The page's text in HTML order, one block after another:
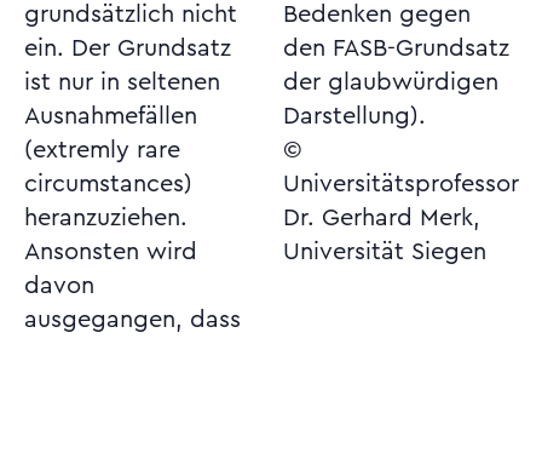
grundsätzlich nicht
ein. Der Grundsatz
ist nur in seltenen
Ausnahmefällen
(extremly rare
circumstances)
heranzuziehen.
Ansonsten wird
davon
ausgegangen, dass
Bedenken gegen
den FASB-Grundsatz
der glaubwürdigen
Darstellung).
©
Universitätsprofessor
Dr. Gerhard Merk,
Universität Siegen